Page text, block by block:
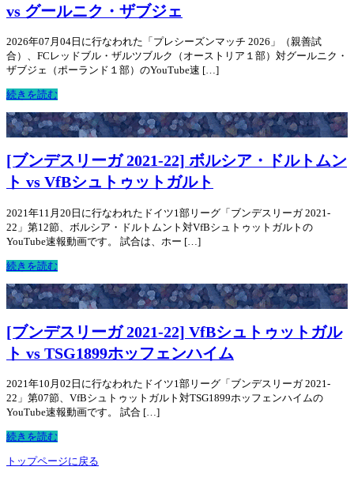
vs グールニク・ザブジェ
2026年07月04日に行なわれた「プレシーズンマッチ 2026」（親善試
合）、FCレッドブル・ザルツブルク（オーストリア１部）対グールニク・
ザブジェ（ポーランド１部）のYouTube速 […]
続きを読む
[ブンデスリーガ 2021-22] ボルシア・ドルトムン
ト vs VfBシュトゥットガルト
2021年11月20日に行なわれたドイツ1部リーグ「ブンデスリーガ 2021-
22」第12節、ボルシア・ドルトムント対VfBシュトゥットガルトの
YouTube速報動画です。 試合は、ホー […]
続きを読む
[ブンデスリーガ 2021-22] VfBシュトゥットガル
ト vs TSG1899ホッフェンハイム
2021年10月02日に行なわれたドイツ1部リーグ「ブンデスリーガ 2021-
22」第07節、VfBシュトゥットガルト対TSG1899ホッフェンハイムの
YouTube速報動画です。 試合 […]
続きを読む
トップページに戻る